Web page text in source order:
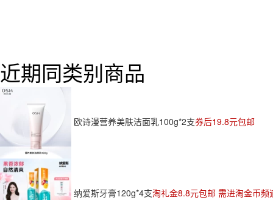
近期同类别商品
欧诗漫营养美肤洁面乳100g*2支券后19.8元包邮
纳爱斯牙膏120g*4支淘礼金8.8元包邮 需进淘金币